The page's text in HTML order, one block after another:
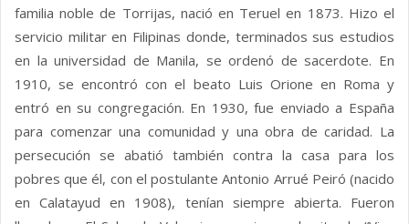
familia noble de Torrijas, nació en Teruel en 1873. Hizo el
servicio militar en Filipinas donde, terminados sus estudios
en la universidad de Manila, se ordenó de sacerdote. En
1910, se encontró con el beato Luis Orione en Roma y
entró en su congregación. En 1930, fue enviado a España
para comenzar una comunidad y una obra de caridad. La
persecución se abatió también contra la casa para los
pobres que él, con el postulante Antonio Arrué Peiró (nacido
en Calatayud en 1908), tenían siempre abierta. Fueron